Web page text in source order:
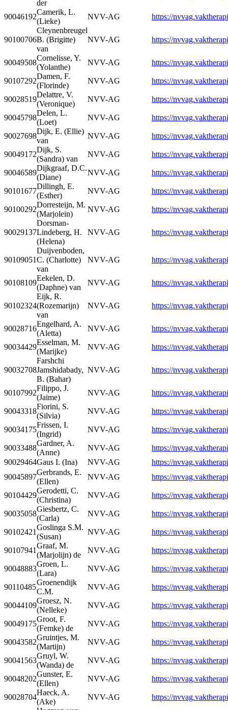
der
90046192
Camerik, L.
(Lieke)
NVV-AG https://
90100706
Cleynenbreugel
B. (Brigitte)
van
NVV-AG https://
90049508
Cornelisse, Y.
(Yolanthe)
NVV-AG https://
90107292
Damen, F.
(Florinde)
NVV-AG https://
90028519
Delattre, V.
(Veronique)
NVV-AG https://
90045798
Delen, L.
(Loet)
NVV-AG https://
90027698
Dijk, E. (Ellie)
van
NVV-AG https://
90049172
Dijk, S.
(Sandra) van
NVV-AG https://
90046589
Dijkgraaf, D.C.
(Diane)
NVV-AG https://
90101677
Dillingh, E.
(Esther)
NVV-AG https://
90100292
Dorresteijn, M.
(Marjolein)
NVV-AG https://
90029137
Dorsman-
Lindeberg, H.
(Helena)
NVV-AG https://
90109051
Duijvenboden,
C. (Charlotte)
van
NVV-AG https://
90108109
Eekelen, D.
(Daphne) van
NVV-AG https://
90102324
Eijk, R.
(Rozemarijn)
van
NVV-AG https://
90028716
Engelhard, A.
(Aletta)
NVV-AG https://
90034429
Esselman, M.
(Marijke)
NVV-AG https://
90032708
Farshchi
Jamshidabady,
B. (Bahar)
NVV-AG https://
90107992
Filippo, J.
(Jaime)
NVV-AG https://
90043318
Fiorini, S.
(Silvia)
NVV-AG https://
90034175
Frissen, I.
(Ingrid)
NVV-AG https://
90033488
Gardner, A.
(Anne)
NVV-AG
https://
90029464Gaus I. (Ina) NVV-AG
https://
90045897
Gerbrands, E.
(Ellen)
NVV-AG https://
90104429
Gerodetti, C.
(Christina)
NVV-AG https://
90035058
Giesbertz, C.
(Carla)
NVV-AG https://
90102421
Goslinga S.M.
(Susan)
NVV-AG https://
90107941
Graaf, M.
(Marjolijn) de
NVV-AG https://
90048883
Groen, L.
(Lara)
NVV-AG https://
90110485
Groenendijk
C.M.
NVV-AG https://
90044109
Groesz, N.
(Nelleke)
NVV-AG https://
90049175
Groot, F.
(Femke) de
NVV-AG https://
90043582
Gruintjes, M.
(Martijn)
NVV-AG https://
90041563
Gruyl, W.
(Wanda) de
NVV-AG https://
90048202
Gunster, E.
(Ellen)
NVV-AG https://
90028704
Haeck, A.
(Ake)
NVV-AG https://